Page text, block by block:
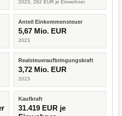
2023, 262 EUR je Einwohner
Anteil Einkommensteuer
5,67 Mio. EUR
2023
Realsteueraufbringungskraft
3,72 Mio. EUR
2023
Kaufkraft
31.419 EUR je